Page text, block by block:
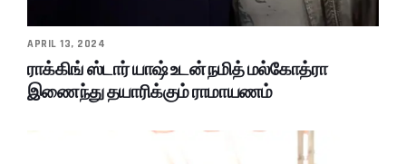
APRIL 13, 2024
ராக்கிங் ஸ்டார் யாஷ் உடன் நமித் மல்கோத்ரா
இணைந்து தயாரிக்கும் ராமாயணம்